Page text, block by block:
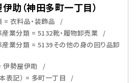
助（神田多町一丁目）
= 衣料品・装飾品
業分類 = 5132靴・履物卸売業
産業分類 = 5139その他の身の回り品卸
伊勢屋伊助
表記） = 多町一丁目